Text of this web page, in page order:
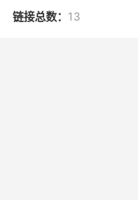
链接总数： 13